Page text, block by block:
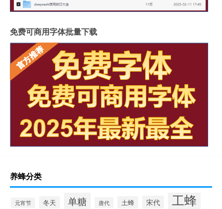
免费可商用字体批量下载
养蜂分类
元宵节 冬天 单糖 唐代 土蜂 宋代 工蜂